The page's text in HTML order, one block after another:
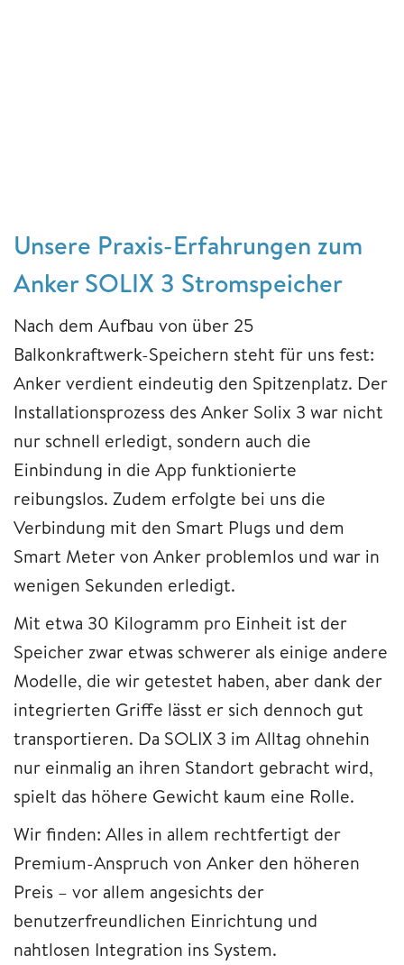
Unsere Praxis-Erfahrungen zum
Anker SOLIX 3 Stromspeicher
Nach dem Aufbau von über 25
Balkonkraftwerk-Speichern steht für uns fest:
Anker verdient eindeutig den Spitzenplatz. Der
Installationsprozess des Anker Solix 3 war nicht
nur schnell erledigt, sondern auch die
Einbindung in die App funktionierte
reibungslos. Zudem erfolgte bei uns die
Verbindung mit den Smart Plugs und dem
Smart Meter von Anker problemlos und war in
wenigen Sekunden erledigt.
Mit etwa 30 Kilogramm pro Einheit ist der
Speicher zwar etwas schwerer als einige andere
Modelle, die wir getestet haben, aber dank der
integrierten Griffe lässt er sich dennoch gut
transportieren. Da SOLIX 3 im Alltag ohnehin
nur einmalig an ihren Standort gebracht wird,
spielt das höhere Gewicht kaum eine Rolle.
Wir finden: Alles in allem rechtfertigt der
Premium-Anspruch von Anker den höheren
Preis – vor allem angesichts der
benutzerfreundlichen Einrichtung und
nahtlosen Integration ins System.